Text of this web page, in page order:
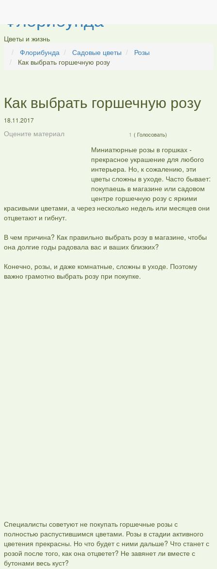
Флорибунда
Цветы и жизнь
Флорибунда
Садовые цветы
Розы
Как выбрать горшечную розу
Как выбрать горшечную розу
18.11.2017
Оцените материал (
1 Голосовать)
Миниатюрные розы в горшках -
прекрасное украшение для любого
интерьера. Но, к сожалению, эти
цветы сложны в уходе. Часто бывает:
покупаешь в магазине или садовом
центре горшечную розу с яркими
красивыми цветами, а через несколько недель или месяцев они
отцветают и гибнут.
В чем причина? Как правильно выбрать розу в магазине, чтобы
она долгие годы радовала вас и ваших близких?
Конечно, розы, и даже комнатные, сложны в уходе. Поэтому
важно грамотно выбрать розу при покупке.
Специалисты советуют не покупать горшечные розы с
полностью распустившимся цветами. Розы в стадии активного
цветения прекрасны. Но что будет с ними дальше? Что станет с
розой после того, как она отцветет? Не завянет ли вместе с
бутонами весь куст?